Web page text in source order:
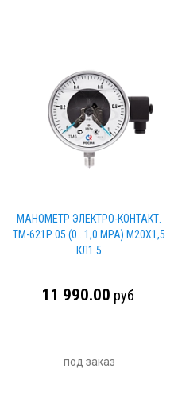
МАНОМЕТР ЭЛЕКТРО-КОНТАКТ.
ТМ-621Р.05 (0...1,0 МРА) М20Х1,5
КЛ1.5
11 990.00 руб
под заказ